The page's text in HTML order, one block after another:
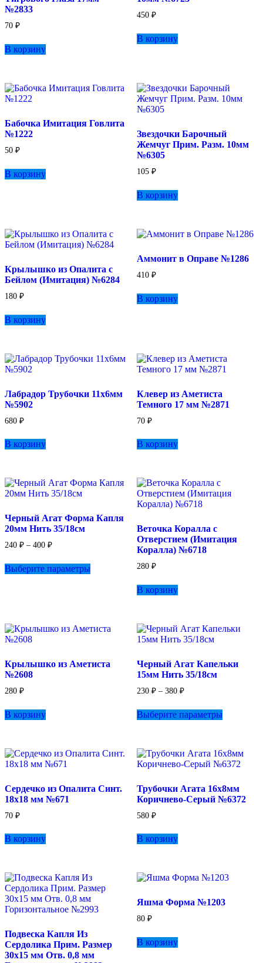
№2833
70 ₽
В корзину
450 ₽
В корзину
Бабочка Имитация Говлита
№1222
50 ₽
В корзину
Звездочки Барочный
Жемчуг Прим. Разм. 10мм
№6305
105 ₽
В корзину
Крылышко из Опалита с
Бейлом (Имитация) №6284
180 ₽
В корзину
Аммонит в Оправе №1286
410 ₽
В корзину
Лабрадор Трубочки 11х6мм
№5902
680 ₽
В корзину
Клевер из Аметиста
Темного 17 мм №2871
70 ₽
В корзину
Черный Агат Форма Капля
20мм Нить 35/18см
240 ₽ – 400 ₽Диапазон
240 ₽
–
Выберите параметры
выбрать
товара.
Веточка Коралла с
Отверстием (Имитация
Коралла) №6718
280 ₽
В корзину
Крылышко из Аметиста
№2608
280 ₽
В корзину
Черный Агат Капельки
15мм Нить 35/18см
230 ₽ – 380 ₽Диапазон
230 ₽
–
Выберите параметрытовар
Опции
можно
на
странице
Сердечко из Опалита Синт.
18х18 мм №671
70 ₽
В корзину
Трубочки Агата 16х8мм
Коричнево-Серый №6372
580 ₽
В корзину
Подвеска Капля Из
Сердолика Прим. Размер
30х15 мм Отв. 0,8 мм
Яшма Форма №1203
80 ₽
В корзину